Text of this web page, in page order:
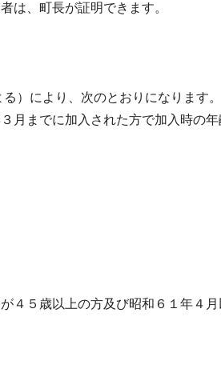
は、町長が証明できます。
）により、次のとおりになります。
月までに加入された方で加入時の
４５歳以上の方及び昭和６１年４